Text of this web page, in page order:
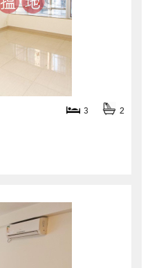
3 2